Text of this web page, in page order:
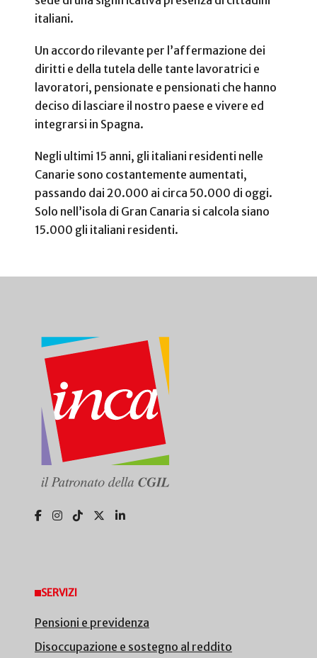
italiani.
Un accordo rilevante per l’affermazione dei
diritti e della tutela delle tante lavoratrici e
lavoratori, pensionate e pensionati che hanno
deciso di lasciare il nostro paese e vivere ed
integrarsi in Spagna.
Negli ultimi 15 anni, gli italiani residenti nelle
Canarie sono costantemente aumentati,
passando dai 20.000 ai circa 50.000 di oggi.
Solo nell’isola di Gran Canaria si calcola siano
15.000 gli italiani residenti.
SERVIZI
Pensioni e previdenza
Disoccupazione e sostegno al reddito